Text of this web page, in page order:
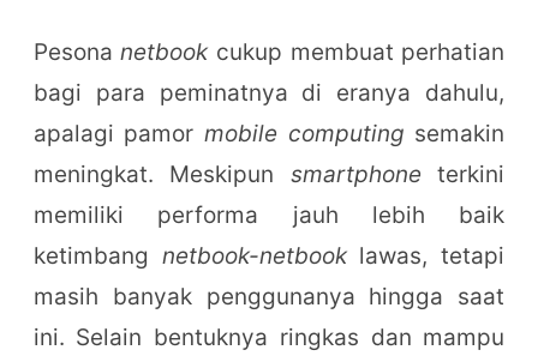
Pesonanetbook cukup membuat perhatian
bagi para peminatnya di eranya dahulu,
apalagi pamor mobile computing semakin
meningkat. Meskipun smartphoneterkini
memiliki performa jauh lebih baik
ketimbang netbook-netbook lawas, tetapi
masih banyak penggunanya hingga saat
ini. Selain bentuknya ringkas dan mampu